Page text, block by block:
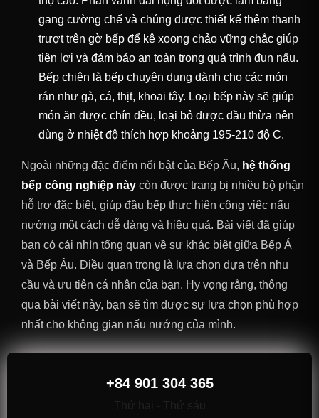
gang cường chế và chúng được thiết kế thêm thanh
trượt trên gờ bếp để kê xoong chảo vững chắc giúp
tiện lợi và đảm bảo an toàn trong quá trình đun nấu.
Bếp chiên là bếp chuyên dụng dành cho các món
rán như gà, cá, thịt, khoai tây. Loại bếp này sẽ giúp
món ăn được chín đều, loại bỏ được dầu thừa nên
dùng ở nhiệt độ thích hợp khoảng 195-210 độ C.
Ngoài những đặc điểm nổi bật của Bếp Âu, hệ thống
bếp công nghiệp này còn được trang bị nhiều bộ phận
hỗ trợ đặc biệt, giúp đầu bếp thực hiện công việc nấu
nướng một cách dễ dàng và hiệu quả. Bài viết đã giúp
bạn có cái nhìn tổng quan về sự khác biệt giữa Bếp Á
và Bếp Âu. Điều quan trọng là lựa chọn dựa trên nhu
cầu và ưu tiên cá nhân của bạn. Hy vọng rằng, thông
qua bài viết này, bạn sẽ tìm được sự lựa chọn phù hợp
nhất cho không gian nấu nướng của mình.
+84 901 304 365
Thứ hai - Thứ sáu